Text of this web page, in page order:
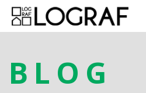
BLOG